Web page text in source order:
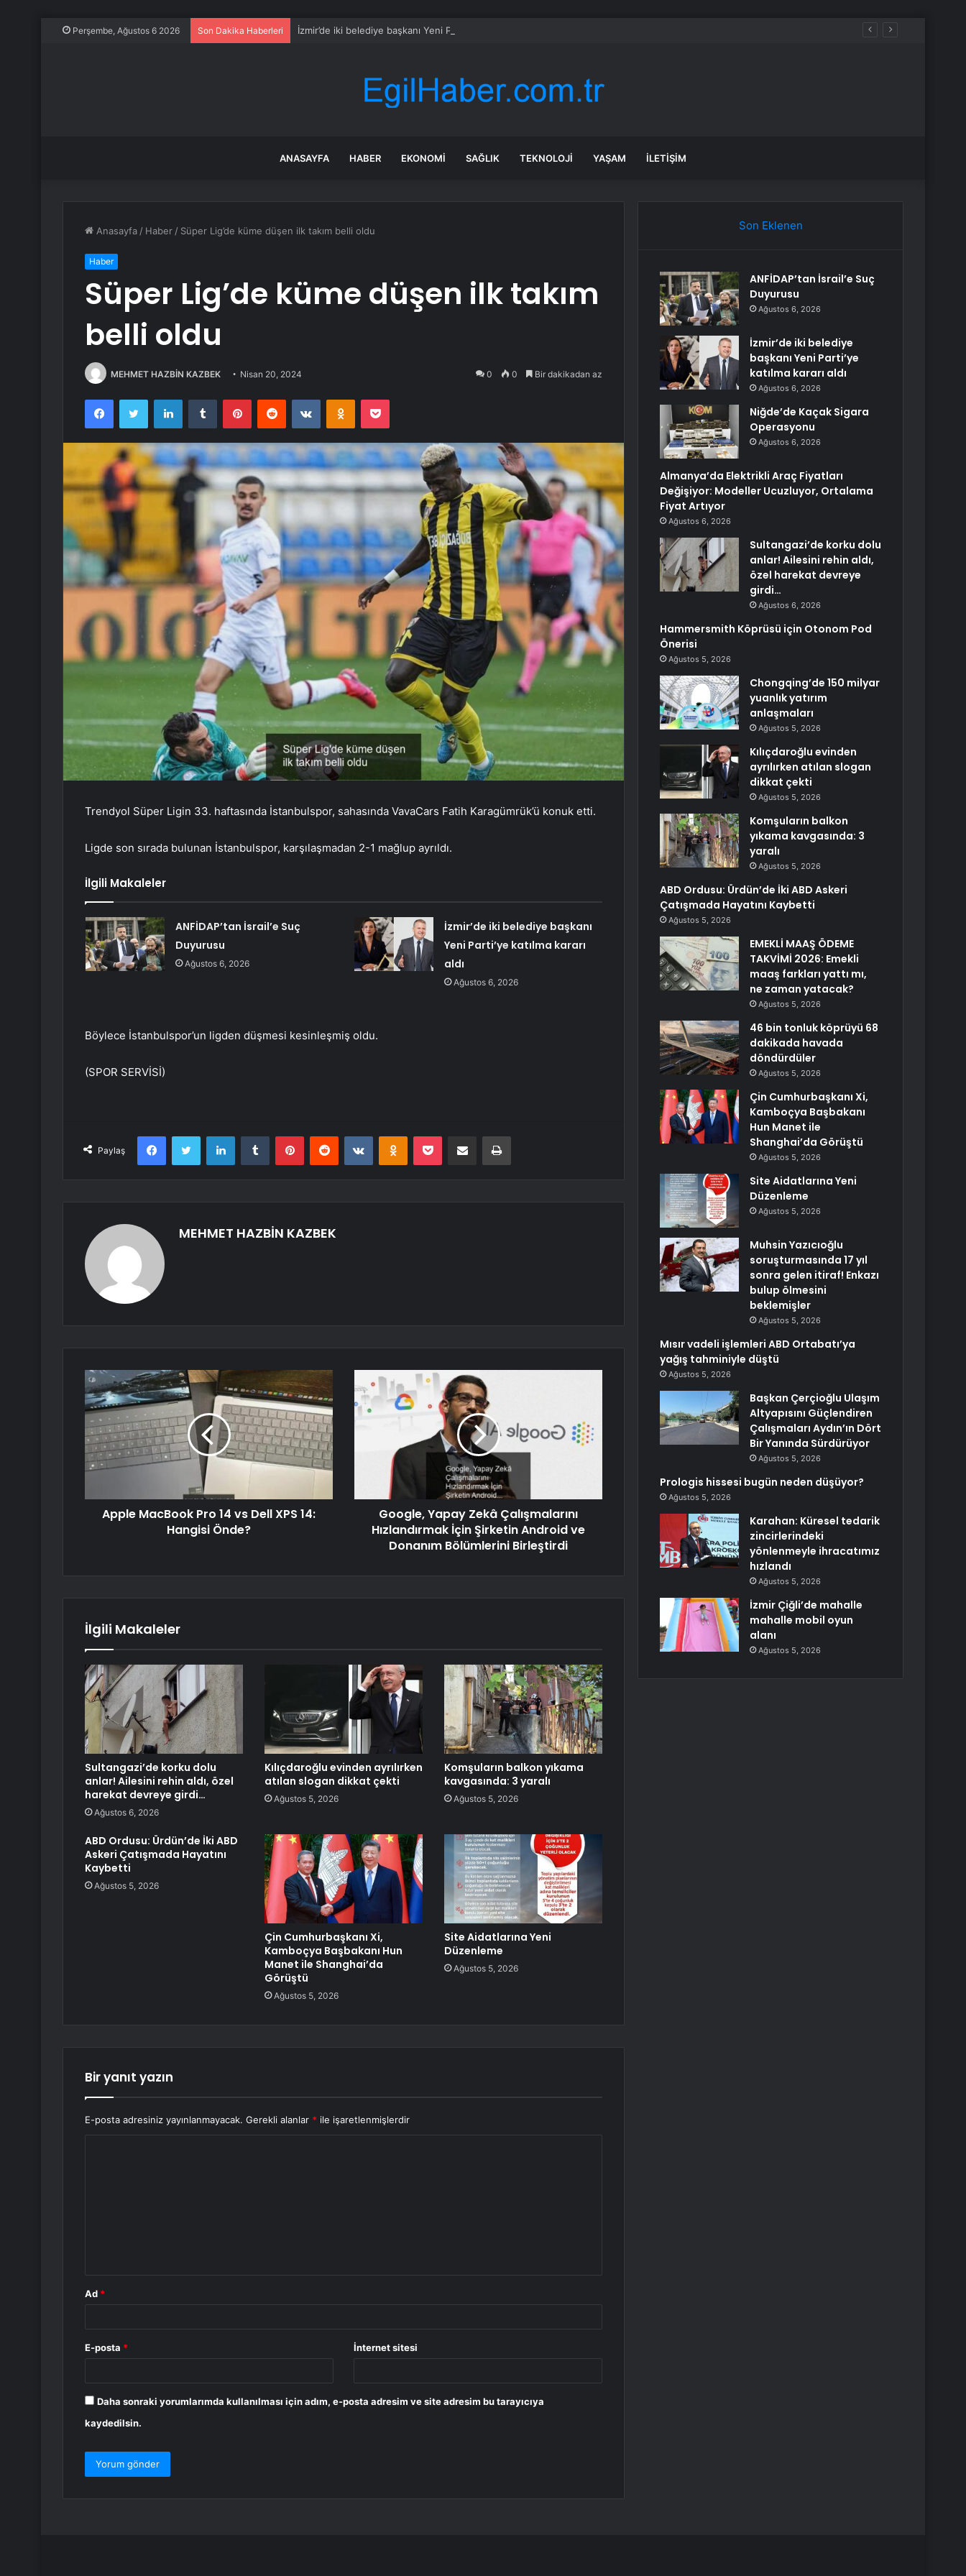
Perşembe, Ağustos 6 2026 Son Dakika Haberleri İzmir’de iki belediye başkanı Yeni Parti’ye katılma kararı aldı
ANASAYFA HABER EKONOMI SAĞLIK TEKNOLOJI YAŞAM İLETIŞIM
Anasayfa / Haber / Süper Lig’de küme düşen ilk takım belli oldu
Haber
Süper Lig’de küme düşen ilk takım
belli oldu
MEHMET HAZBİN KAZBEK Nisan 20, 2024 0 0 Bir dakikadan az
FacebookTwitter LinkedInTumblr PinterestReddit VKontakteOdnoklassniki
Pocket
Trendyol Süper Ligin 33. haftasında İstanbulspor, sahasında VavaCars Fatih Karagümrük’ü konuk etti.
Ligde son sırada bulunan İstanbulspor, karşılaşmadan 2-1 mağlup ayrıldı.
İlgili Makaleler
ANFİDAP’tan İsrail’e Suç
Duyurusu
Ağustos 6, 2026
İzmir’de iki belediye başkanı
Yeni Parti’ye katılma kararı
aldı
Ağustos 6, 2026
Böylece İstanbulspor’un ligden düşmesi kesinleşmiş oldu.
(SPOR SERVİSİ)
Paylaş
FacebookTwitter LinkedInTumblr PinterestReddit VKontakteOdnoklassniki
Pocket E-Posta ile paylaş Yazdır
MEHMET HAZBİN KAZBEK
Apple MacBook Pro 14 vs Dell XPS 14:
Hangisi Önde?
Google, Yapay Zekâ Çalışmalarını
Hızlandırmak İçin Şirketin Android ve
Donanım Bölümlerini Birleştirdi
İlgili Makaleler
Sultangazi’de korku dolu
anlar! Ailesini rehin aldı, özel
harekat devreye girdi…
Ağustos 6, 2026
Kılıçdaroğlu evinden ayrılırken
atılan slogan dikkat çekti
Ağustos 5, 2026
Komşuların balkon yıkama
kavgasında: 3 yaralı
Ağustos 5, 2026
ABD Ordusu: Ürdün’de İki ABD
Askeri Çatışmada Hayatını
Kaybetti
Ağustos 5, 2026
Çin Cumhurbaşkanı Xi,
Kamboçya Başbakanı Hun
Manet ile Shanghai’da
Görüştü
Ağustos 5, 2026
Site Aidatlarına Yeni
Düzenleme
Ağustos 5, 2026
Bir yanıt yazın
E-posta adresiniz yayınlanmayacak. Gerekli alanlar * ile işaretlenmişlerdir
Ad *
E-posta * İnternet sitesi
Daha sonraki yorumlarımda kullanılması için adım, e-posta adresim ve site adresim bu tarayıcıya
kaydedilsin.
Son Eklenen
ANFİDAP’tan İsrail’e Suç
Duyurusu
Ağustos 6, 2026
İzmir’de iki belediye
başkanı Yeni Parti’ye
katılma kararı aldı
Ağustos 6, 2026
Niğde’de Kaçak Sigara
Operasyonu
Ağustos 6, 2026
Almanya’da Elektrikli Araç Fiyatları
Değişiyor: Modeller Ucuzluyor, Ortalama
Fiyat Artıyor
Ağustos 6, 2026
Sultangazi’de korku dolu
anlar! Ailesini rehin aldı,
özel harekat devreye
girdi…
Ağustos 6, 2026
Hammersmith Köprüsü için Otonom Pod
Önerisi
Ağustos 5, 2026
Chongqing’de 150 milyar
yuanlık yatırım
anlaşmaları
Ağustos 5, 2026
Kılıçdaroğlu evinden
ayrılırken atılan slogan
dikkat çekti
Ağustos 5, 2026
Komşuların balkon
yıkama kavgasında: 3
yaralı
Ağustos 5, 2026
ABD Ordusu: Ürdün’de İki ABD Askeri
Çatışmada Hayatını Kaybetti
Ağustos 5, 2026
EMEKLİ MAAŞ ÖDEME
TAKVİMİ 2026: Emekli
maaş farkları yattı mı,
ne zaman yatacak?
Ağustos 5, 2026
46 bin tonluk köprüyü 68
dakikada havada
döndürdüler
Ağustos 5, 2026
Çin Cumhurbaşkanı Xi,
Kamboçya Başbakanı
Hun Manet ile
Shanghai’da Görüştü
Ağustos 5, 2026
Site Aidatlarına Yeni
Düzenleme
Ağustos 5, 2026
Muhsin Yazıcıoğlu
soruşturmasında 17 yıl
sonra gelen itiraf! Enkazı
bulup ölmesini
beklemişler
Ağustos 5, 2026
Mısır vadeli işlemleri ABD Ortabatı’ya
yağış tahminiyle düştü
Ağustos 5, 2026
Başkan Çerçioğlu Ulaşım
Altyapısını Güçlendiren
Çalışmaları Aydın’ın Dört
Bir Yanında Sürdürüyor
Ağustos 5, 2026
Prologis hissesi bugün neden düşüyor?
Ağustos 5, 2026
Karahan: Küresel tedarik
zincirlerindeki
yönlenmeyle ihracatımız
hızlandı
Ağustos 5, 2026
İzmir Çiğli’de mahalle
mahalle mobil oyun
alanı
Ağustos 5, 2026